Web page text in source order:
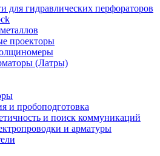
для гидравлических перфораторов
проекторы
(Латры)
и пробоподготовка
и поиск коммуникаций
и арматуры